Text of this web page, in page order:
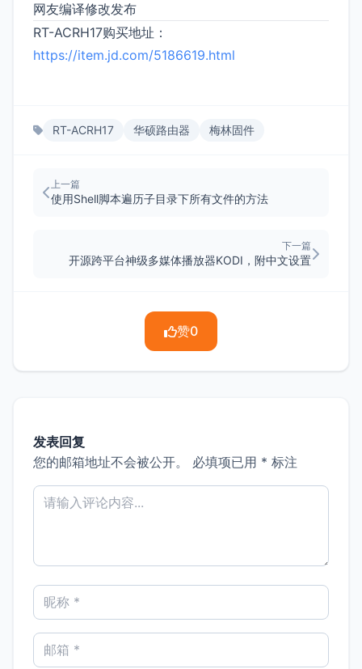
网友编译修改发布
RT-ACRH17购买地址：
https://item.jd.com/5186619.html
RT-ACRH17 华硕路由器 梅林固件
上一篇
使用Shell脚本遍历子目录下所有文件的方法
下一篇
开源跨平台神级多媒体播放器KODI，附中文设置
赞0
发表回复
您的邮箱地址不会被公开。
必填项已用 * 标注